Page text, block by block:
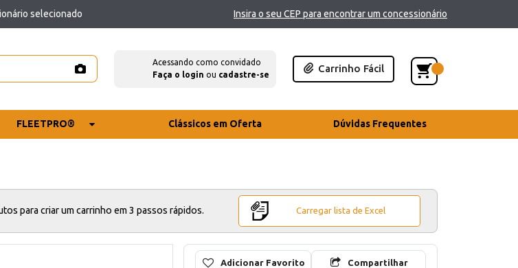
selecionado Insira o seu CEP para encontrar um concessionário
Acessando como convidado
Faça o login ou cadastre-se
Carrinho Fácil
FLEETPRO® Clássicos em Oferta Dúvidas Frequentes
para criar um carrinho em 3 passos rápidos. Carregar lista de Excel
Adicionar Favorito Compartilhar